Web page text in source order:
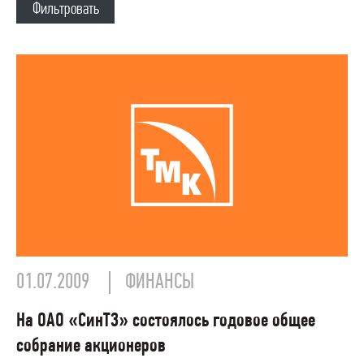
Фильтровать
01.07.2009 ФИНАНСЫ
На ОАО «СинТЗ» состоялось годовое общее
собрание акционеров